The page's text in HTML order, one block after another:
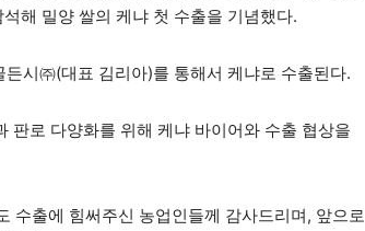
해 밀양 쌀의 케냐 첫 수출을 기념했다.
시㈜(대표 김리아)를 통해서 케냐로 수출된다.
판로 다양화를 위해 케냐 바이어와 수출 협상을
수출에 힘써주신 농업인들께 감사드리며, 앞으로